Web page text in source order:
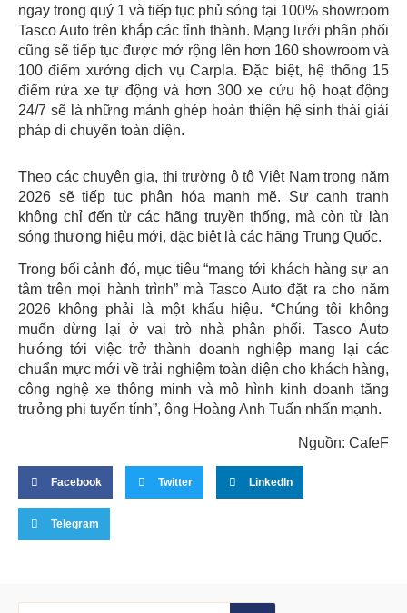
ngay trong quý 1 và tiếp tục phủ sóng tại 100% showroom
Tasco Auto trên khắp các tỉnh thành. Mạng lưới phân phối
cũng sẽ tiếp tục được mở rộng lên hơn 160 showroom và
100 điểm xưởng dịch vụ Carpla. Đặc biệt, hệ thống 15
điểm rửa xe tự động và hơn 300 xe cứu hộ hoạt động
24/7 sẽ là những mảnh ghép hoàn thiện hệ sinh thái giải
pháp di chuyển toàn diện.
Theo các chuyên gia, thị trường ô tô Việt Nam trong năm
2026 sẽ tiếp tục phân hóa mạnh mẽ. Sự cạnh tranh
không chỉ đến từ các hãng truyền thống, mà còn từ làn
sóng thương hiệu mới, đặc biệt là các hãng Trung Quốc.
Trong bối cảnh đó, mục tiêu “mang tới khách hàng sự an
tâm trên mọi hành trình” mà Tasco Auto đặt ra cho năm
2026 không phải là một khẩu hiệu. “Chúng tôi không
muốn dừng lại ở vai trò nhà phân phối. Tasco Auto
hướng tới việc trở thành doanh nghiệp mang lại các
chuẩn mực mới về trải nghiệm toàn diện cho khách hàng,
công nghệ xe thông minh và mô hình kinh doanh tăng
trưởng phi tuyến tính”, ông Hoàng Anh Tuấn nhấn mạnh.
Nguồn: CafeF
Facebook Twitter LinkedIn
Telegram